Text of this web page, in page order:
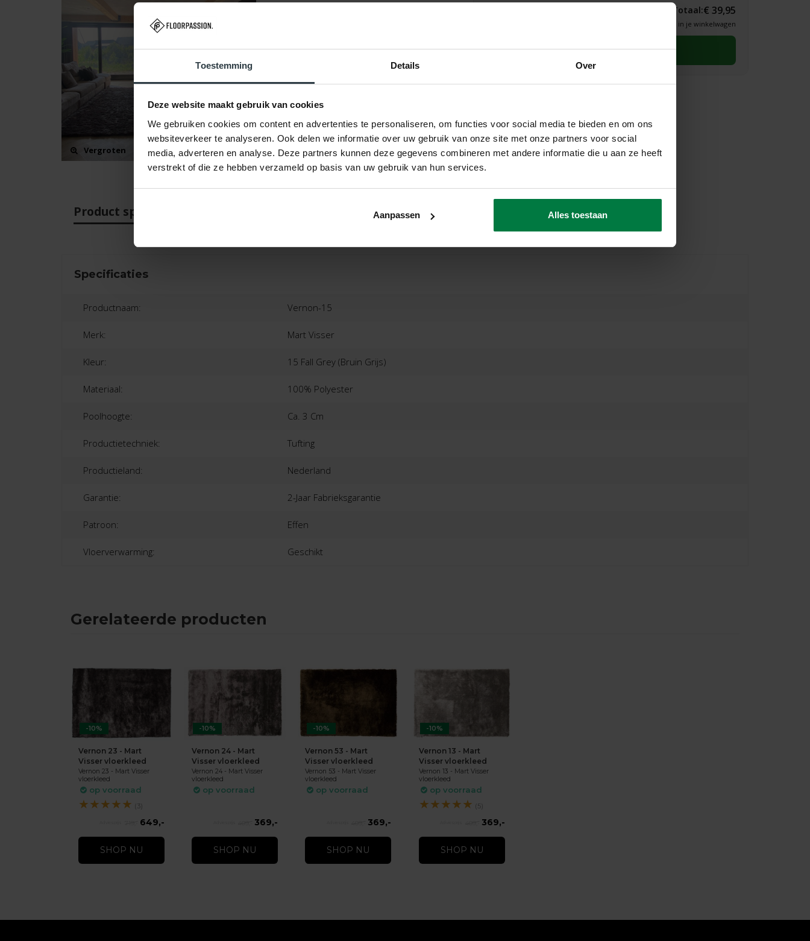
Toestemming Details Over
Deze website maakt gebruik van cookies
We gebruiken cookies om content en advertenties te personaliseren, om functies voor social media te bieden en om ons
websiteverkeer te analyseren. Ook delen we informatie over uw gebruik van onze site met onze partners voor social
media, adverteren en analyse. Deze partners kunnen deze gegevens combineren met andere informatie die u aan ze heeft
verstrekt of die ze hebben verzameld op basis van uw gebruik van hun services.
Aanpassen Alles toestaan
Vergroten Vergroten
Totaal:€ 39,95
* Definitieve prijs zie je in je winkelwagen
Selecteer eerst een maat
Product specificaties Product
Specificaties
Productnaam: Vernon-15
Merk: Mart Visser
Kleur: 15 Fall Grey (bruin Grijs)
Materiaal: 100% Polyester
Poolhoogte: Ca. 3 Cm
Productietechniek: Tufting
Productieland: Nederland
Garantie: 2-Jaar Fabrieksgarantie
Patroon: Effen
Vloerverwarming: Geschikt
Gerelateerde producten
-10%
Vernon 23 - Mart
Visser vloerkleed
Vernon 23 - Mart Visser
vloerkleed
op voorraad
★★★★★ (3)
649,-
SHOP NU
-10%
Vernon 24 - Mart
Visser vloerkleed
Vernon 24 - Mart Visser
vloerkleed
op voorraad
369,-
SHOP NU
-10%
Vernon 53 - Mart
Visser vloerkleed
Vernon 53 - Mart Visser
vloerkleed
op voorraad
369,-
SHOP NU
-10%
Vernon 13 - Mart
Visser vloerkleed
Vernon 13 - Mart Visser
vloerkleed
op voorraad
★★★★★ (5)
369,-
SHOP NU